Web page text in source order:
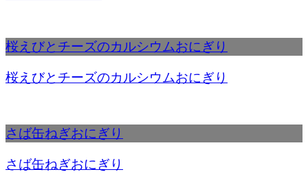
桜えびとチーズのカルシウムおにぎり
桜えびとチーズのカルシウムおにぎり
さば缶ねぎおにぎり
さば缶ねぎおにぎり